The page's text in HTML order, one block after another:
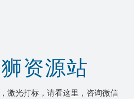
资源站
激光打标，请看这里，咨询微信